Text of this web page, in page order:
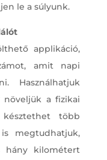
le a súlyunk.
applikáció,
amit napi
Használhatjuk
növeljük a fizikai
késztethet több
megtudhatjuk,
hány kilométert